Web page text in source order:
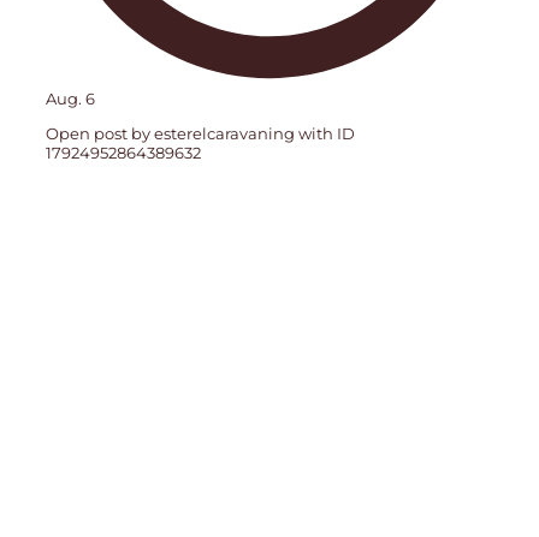
Aug. 6
Open post by esterelcaravaning with ID
17924952864389632